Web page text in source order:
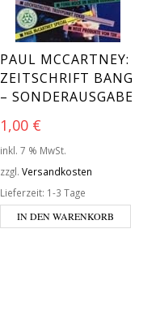
PAUL MCCARTNEY:
ZEITSCHRIFT BANG
– SONDERAUSGABE
1,00 €
inkl. 7 % MwSt.
zzgl. Versandkosten
Lieferzeit: 1-3 Tage
IN DEN WARENKORB